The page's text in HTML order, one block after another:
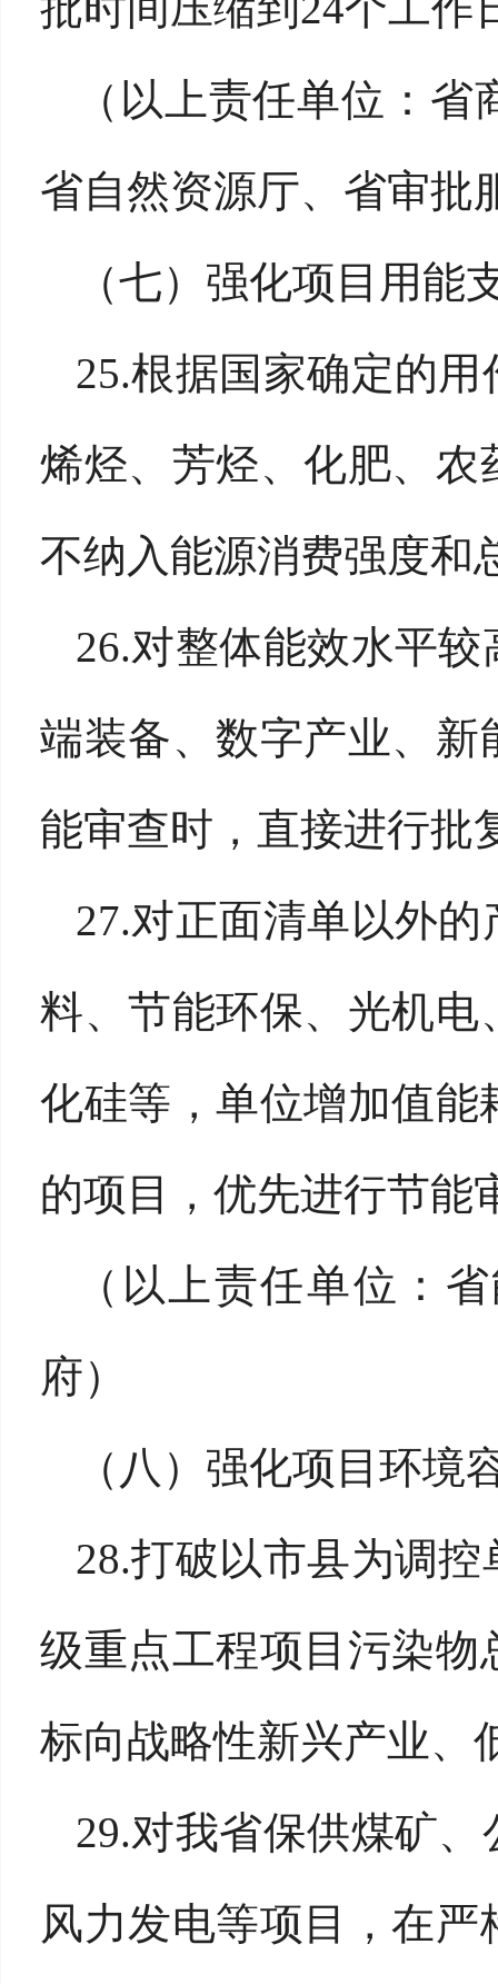
（以上责任单位：
省自然资源厅、省审批
（七）强化项目用能
25.根据国家确定的
烯烃、芳烃、化肥、
不纳入能源消费强度和
26.对整体能效水平
端装备、数字产业、
能审查时，直接进行批
27.对正面清单以外
料、节能环保、光机
化硅等，单位增加值能
的项目，优先进行节能
（以上责任单位：
府）
（八）强化项目环境
28.打破以市县为调
级重点工程项目污染
标向战略性新兴产业、
29.对我省保供煤矿
风力发电等项目，在